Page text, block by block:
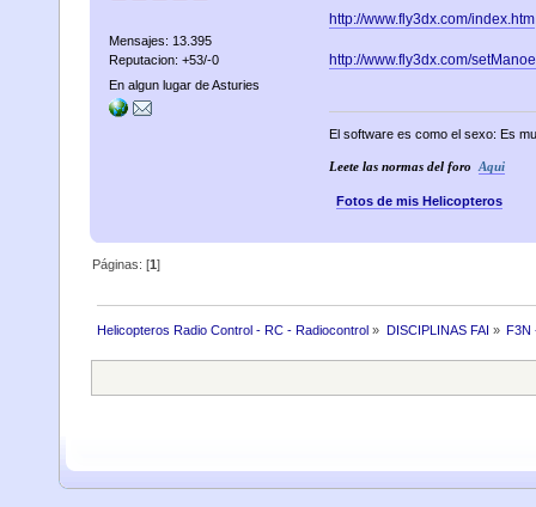
Mensajes: 13.395
Reputacion: +53/-0
En algun lugar de Asturies
http://www.fly3dx.com/index.htm
http://www.fly3dx.com/
El software es como el sexo: Es
Leete las normas del foro Aqui
Fotos de mis Helicopteros
Páginas: [1]
Helicopteros Radio Control - RC - Radiocontrol » DISCIPLINAS FAI » F3N